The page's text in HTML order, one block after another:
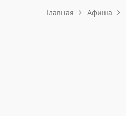
Главная Афиша